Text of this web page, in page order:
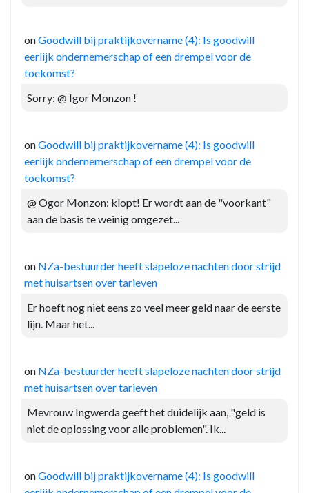
onGoodwill bij praktijkovername (4): Is goodwill
eerlijk ondernemerschap of een drempel voor de
toekomst?
Sorry: @ Igor Monzon !
onGoodwill bij praktijkovername (4): Is goodwill
eerlijk ondernemerschap of een drempel voor de
toekomst?
@ Ogor Monzon: klopt! Er wordt aan de "voorkant"
aan de basis te weinig omgezet...
on NZa-bestuurder heeft slapeloze nachten door strijd
met huisartsen over tarieven
Er hoeft nog niet eens zo veel meer geld naar de eerste
lijn. Maar het...
on NZa-bestuurder heeft slapeloze nachten door strijd
met huisartsen over tarieven
Mevrouw Ingwerda geeft het duidelijk aan, "geld is
niet de oplossing voor alle problemen". Ik...
onGoodwill bij praktijkovername (4): Is goodwill